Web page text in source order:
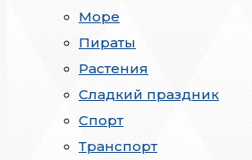
Море
Пираты
Растения
Сладкий праздник
Спорт
Транспорт